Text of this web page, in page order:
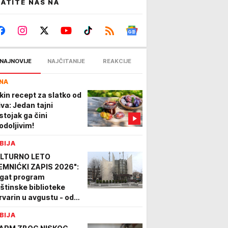
NAS NA
NAJNOVIJE NAJČITANIJE REAKCIJE
recept za slatko od
Jedan tajni
ga čini
LETO
ZAPIS 2026":
program
biblioteke
u avgustu - od